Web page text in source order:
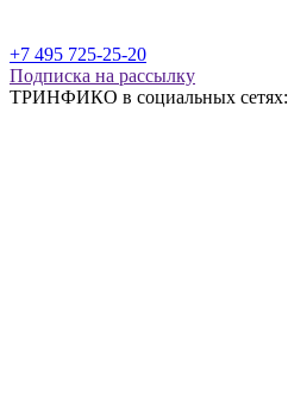
+7 495 725-25-20
Подписка на рассылку
ТРИНФИКО в социальных сетях: